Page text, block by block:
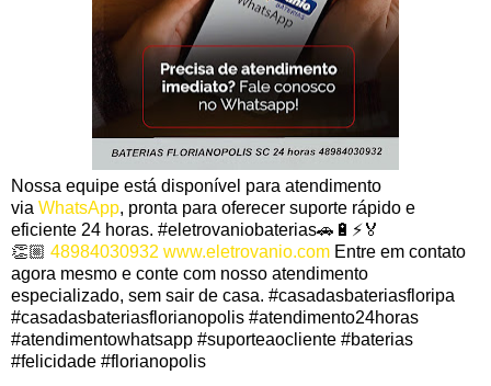
Nossa equipe está disponível para atendimento
via WhatsApp, pronta para oferecer suporte rápido e
eficiente 24 horas. #eletrovaniobaterias🚗🔋⚡️🏅
👏🏼 48984030932 www.eletrovanio.com Entre em contato
agora mesmo e conte com nosso atendimento
especializado, sem sair de casa. #casadasbateriasfloripa
#casadasbateriasflorianopolis #atendimento24horas
#atendimentowhatsapp #suporteaocliente #baterias
#felicidade #florianopolis